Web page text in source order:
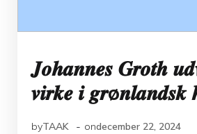
𝑱𝒐𝒉𝒂𝒏𝒏𝒆𝒔 𝑮𝒓𝒐𝒕𝒉
𝒗𝒊𝒓𝒌𝒆 𝒊
byTAAK - ondecember 22, 2024